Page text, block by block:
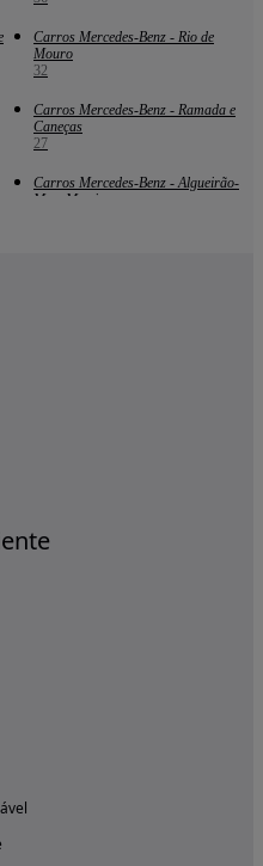
Carros Mercedes-Benz - Rio de
Mouro
32
Carros Mercedes-Benz - Ramada e
Caneças
27
Carros Mercedes-Benz - Algueirão-
Mem Martins